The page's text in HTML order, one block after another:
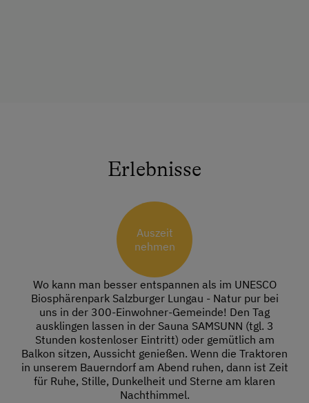
Erlebnisse
Auszeit
nehmen
Wo kann man besser entspannen als im UNESCO
Biosphärenpark Salzburger Lungau - Natur pur bei
uns in der 300-Einwohner-Gemeinde! Den Tag
ausklingen lassen in der Sauna SAMSUNN (tgl. 3
Stunden kostenloser Eintritt) oder gemütlich am
Balkon sitzen, Aussicht genießen. Wenn die Traktoren
in unserem Bauerndorf am Abend ruhen, dann ist Zeit
für Ruhe, Stille, Dunkelheit und Sterne am klaren
Nachthimmel.